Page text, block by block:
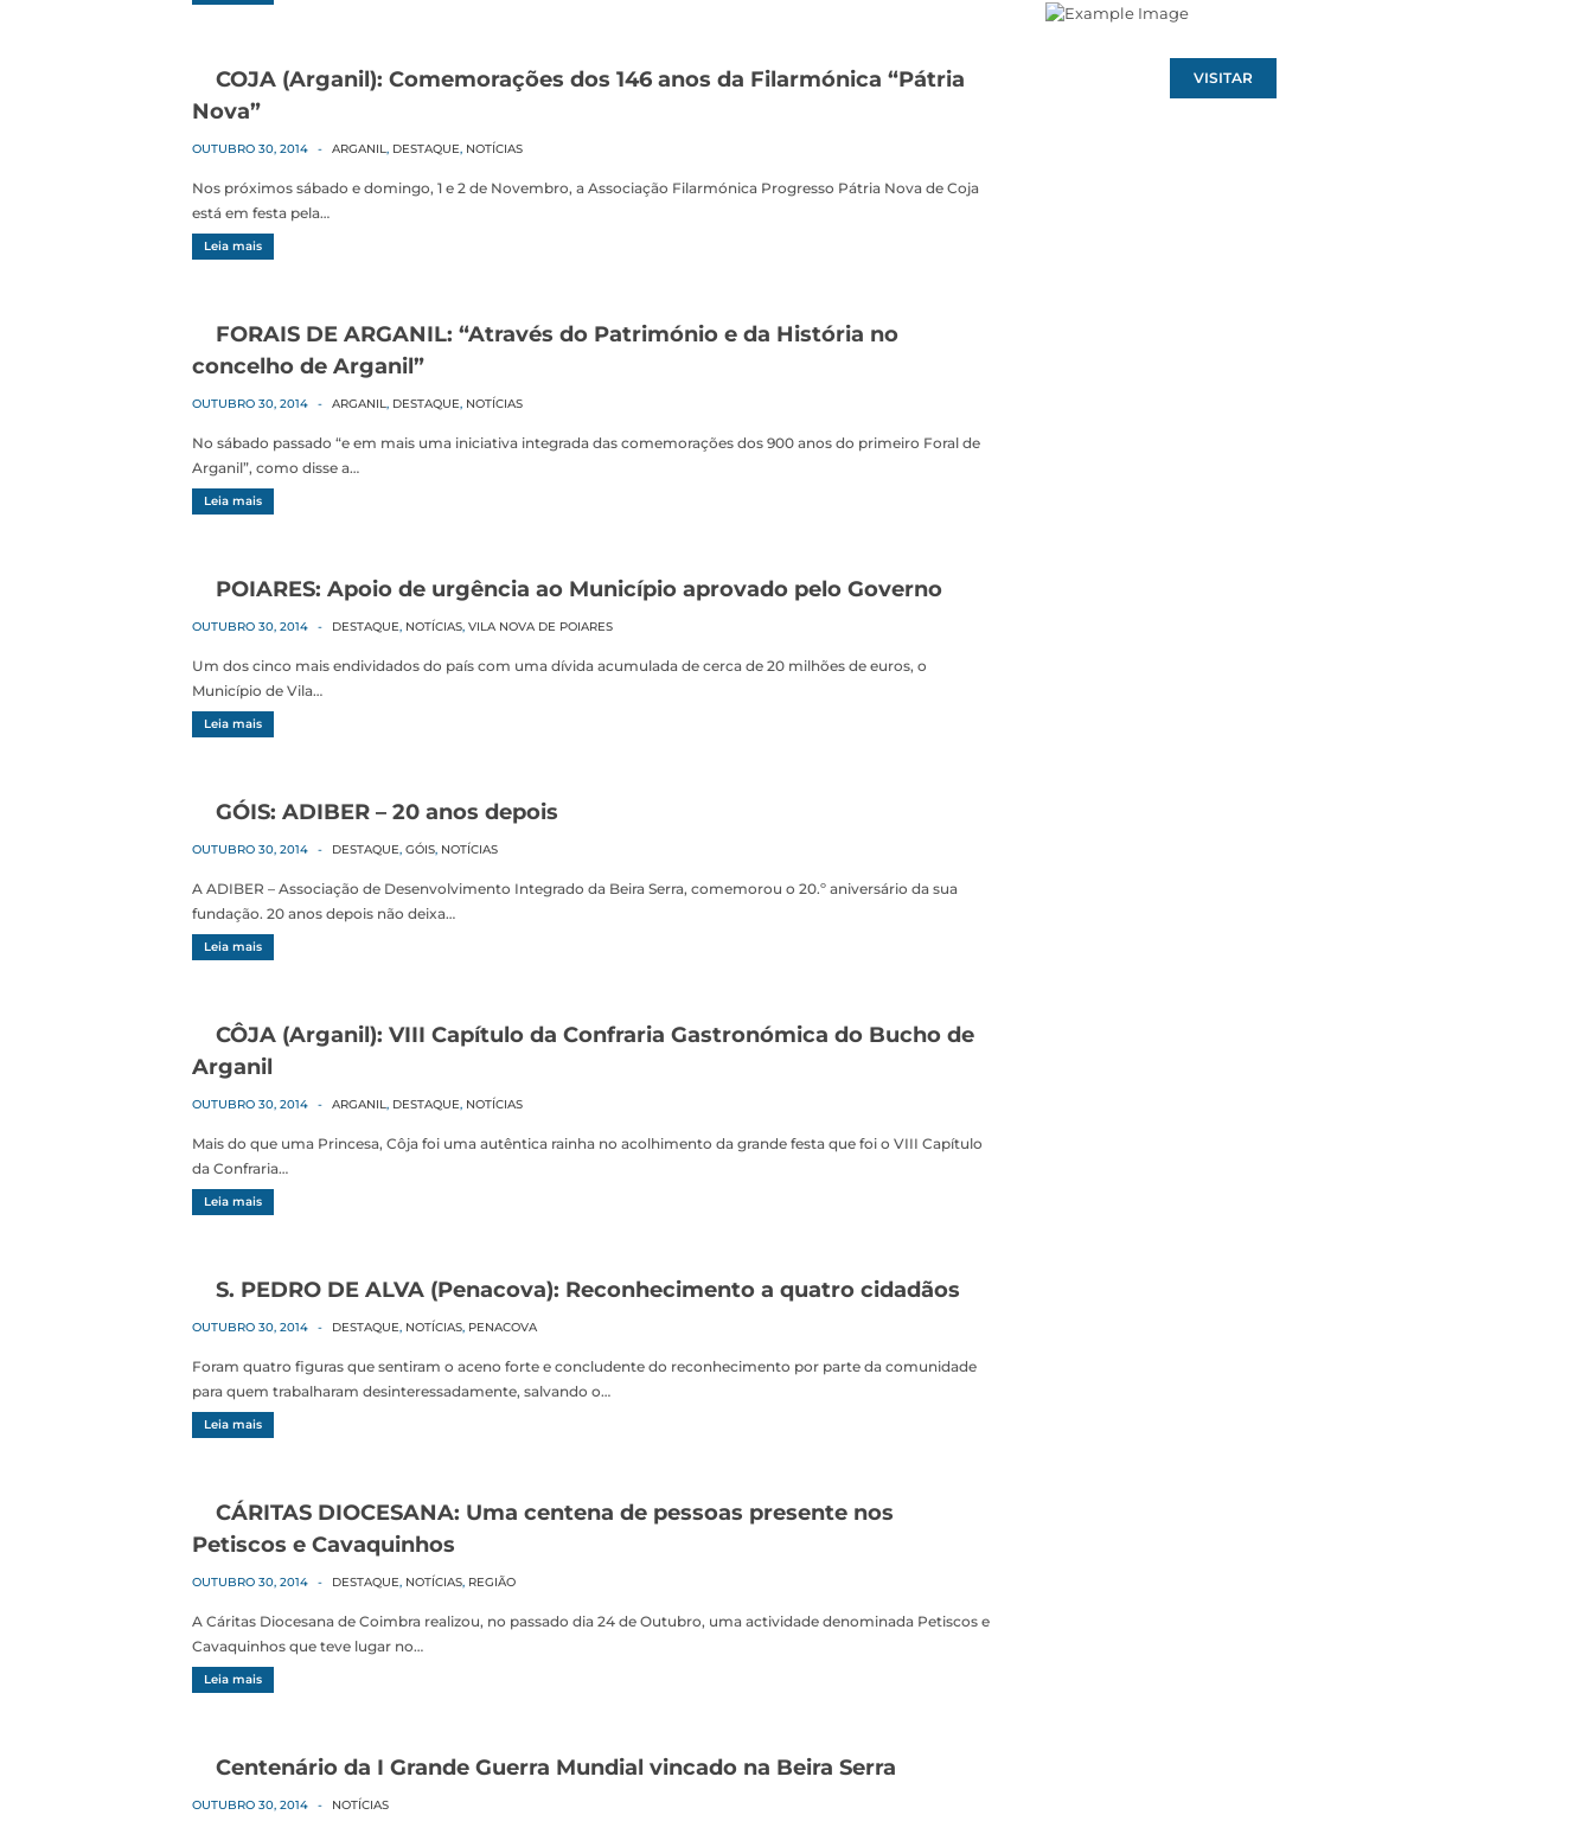
COJA (Arganil): Comemorações dos 146 anos da Filarmónica “Pátria
Nova”
OUTUBRO 30, 2014 - ARGANIL, DESTAQUE, NOTÍCIAS
Nos próximos sábado e domingo, 1 e 2 de Novembro, a Associação Filarmónica Progresso Pátria Nova de Coja
está em festa pela…
Leia mais
FORAIS DE ARGANIL: “Através do Património e da História no
concelho de Arganil”
OUTUBRO 30, 2014 - ARGANIL, DESTAQUE, NOTÍCIAS
No sábado passado “e em mais uma iniciativa integrada das comemorações dos 900 anos do primeiro Foral de
Arganil”, como disse a…
Leia mais
POIARES: Apoio de urgência ao Município aprovado pelo Governo
OUTUBRO 30, 2014 - DESTAQUE, NOTÍCIAS, VILA NOVA DE POIARES
Um dos cinco mais endividados do país com uma dívida acumulada de cerca de 20 milhões de euros, o
Município de Vila…
Leia mais
GÓIS: ADIBER – 20 anos depois
OUTUBRO 30, 2014 - DESTAQUE, GÓIS, NOTÍCIAS
A ADIBER – Associação de Desenvolvimento Integrado da Beira Serra, comemorou o 20.º aniversário da sua
fundação. 20 anos depois não deixa…
Leia mais
CÔJA (Arganil): VIII Capítulo da Confraria Gastronómica do Bucho de
Arganil
OUTUBRO 30, 2014 - ARGANIL, DESTAQUE, NOTÍCIAS
Mais do que uma Princesa, Côja foi uma autêntica rainha no acolhimento da grande festa que foi o VIII Capítulo
da Confraria…
Leia mais
S. PEDRO DE ALVA (Penacova): Reconhecimento a quatro cidadãos
OUTUBRO 30, 2014 - DESTAQUE, NOTÍCIAS, PENACOVA
Foram quatro figuras que sentiram o aceno forte e concludente do reconhecimento por parte da comunidade
para quem trabalharam desinteressadamente, salvando o…
Leia mais
CÁRITAS DIOCESANA: Uma centena de pessoas presente nos
Petiscos e Cavaquinhos
OUTUBRO 30, 2014 - DESTAQUE, NOTÍCIAS, REGIÃO
A Cáritas Diocesana de Coimbra realizou, no passado dia 24 de Outubro, uma actividade denominada Petiscos e
Cavaquinhos que teve lugar no…
Leia mais
Centenário da I Grande Guerra Mundial vincado na Beira Serra
OUTUBRO 30, 2014 - NOTÍCIAS
VISITAR